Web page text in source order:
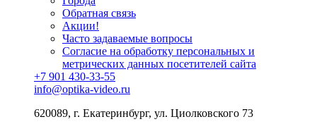
Обратная связь
Акции!
Часто задаваемые вопросы
Согласие на обработку персональных и
метрических данных посетителей сайта
+7 901 430-33-55
info@optika-video.ru
620089, г. Екатеринбург, ул. Циолковского 73